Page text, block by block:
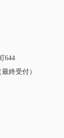
644
終受付）